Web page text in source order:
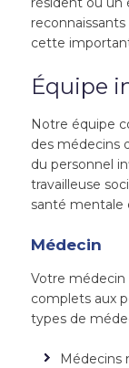
cette
Équipe
Notre équipe
des médecins
du personnel
travailleuse
santé mentale
Médecin
Votre médecin
complets aux
types de
Médecins